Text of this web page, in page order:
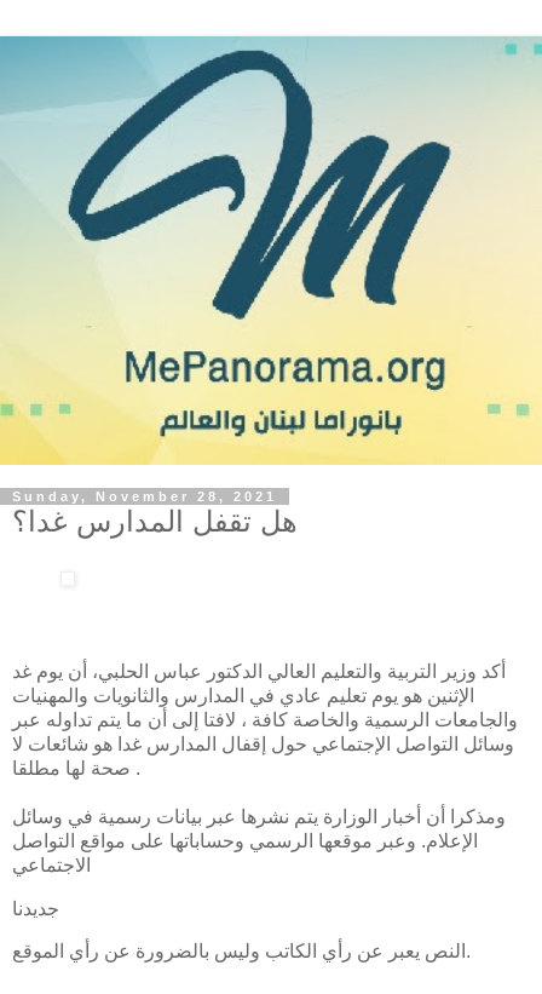
Sunday, November 28, 2021
هل تقفل المدارس غدا؟
أكد وزير التربية والتعليم العالي الدكتور عباس الحلبي، أن يوم غد
الإثنين هو يوم تعليم عادي في المدارس والثانويات والمهنيات
والجامعات الرسمية والخاصة كافة ، لافتا إلى أن ما يتم تداوله عبر
وسائل التواصل الإجتماعي حول إقفال المدارس غدا هو شائعات لا
صحة لها مطلقا .
ومذكرا أن أخبار الوزارة يتم نشرها عبر بيانات رسمية في وسائل
الإعلام. وعبر موقعها الرسمي وحساباتها على مواقع التواصل
الاجتماعي
جديدنا
النص يعبر عن رأي الكاتب وليس بالضرورة عن رأي الموقع.